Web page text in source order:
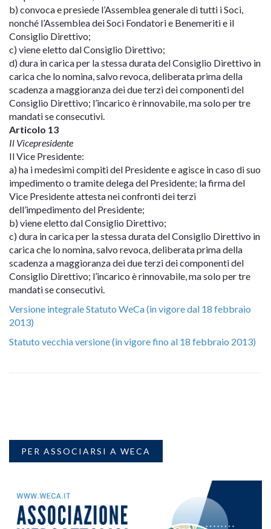
b) convoca e presiede l’Assemblea generale di tutti i Soci,
nonché l’Assemblea dei Soci Fondatori e Benemeriti e il
Consiglio Direttivo;
c) viene eletto dal Consiglio Direttivo;
d) dura in carica per la stessa durata del Consiglio Direttivo in
carica che lo nomina, salvo revoca, deliberata prima della
scadenza a maggioranza dei due terzi dei componenti del
Consiglio Direttivo; l’incarico è rinnovabile, ma solo per tre
mandati se consecutivi.
Articolo 13
Il Vicepresidente
Il Vice Presidente:
a) ha i medesimi compiti del Presidente e agisce in caso di suo
impedimento o tramite delega del Presidente; la firma del
Vice Presidente attesta nei confronti dei terzi
dell’impedimento del Presidente;
b) viene eletto dal Consiglio Direttivo;
c) dura in carica per la stessa durata del Consiglio Direttivo in
carica che lo nomina, salvo revoca, deliberata prima della
scadenza a maggioranza dei due terzi dei componenti del
Consiglio Direttivo; l’incarico è rinnovabile, ma solo per tre
mandati se consecutivi.
Versione integrale Statuto WeCa (in vigore dal 18 febbraio
2013)
Statuto vecchia versione (in vigore fino al 18 febbraio 2013)
PER ASSOCIARSI A WECA